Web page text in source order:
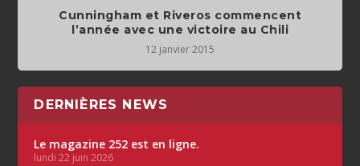
Cunningham et Riveros commencent
l’année avec une victoire au Chili
12 janvier 2015
DERNIÈRES NEWS
Le magazine 252 est en ligne.
lundi 22 juin 2026